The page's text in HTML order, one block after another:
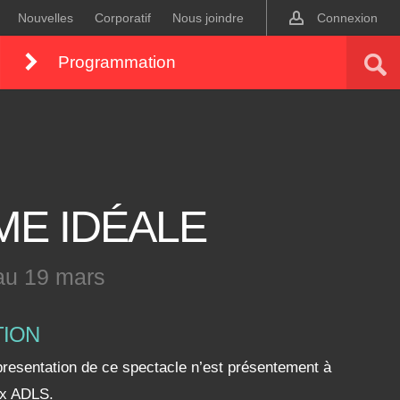
Connexion
Nouvelles Corporatif Nous joindre
Programmation
IDÉALE
19 mars
de ce spectacle n’est présentement à
ADLS.